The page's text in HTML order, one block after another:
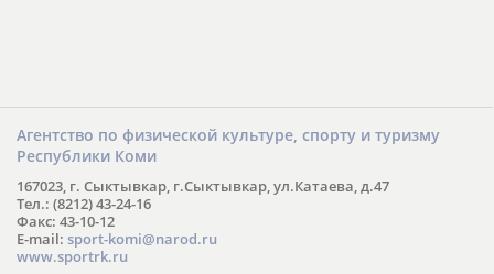
Агентство по физической культуре, спорту и туризму
Республики Коми
167023, г. Сыктывкар, г.Сыктывкар, ул.Катаева, д.47
Тел.: (8212) 43-24-16
Факс: 43-10-12
E-mail: sport-komi@narod.ru
www.sportrk.ru